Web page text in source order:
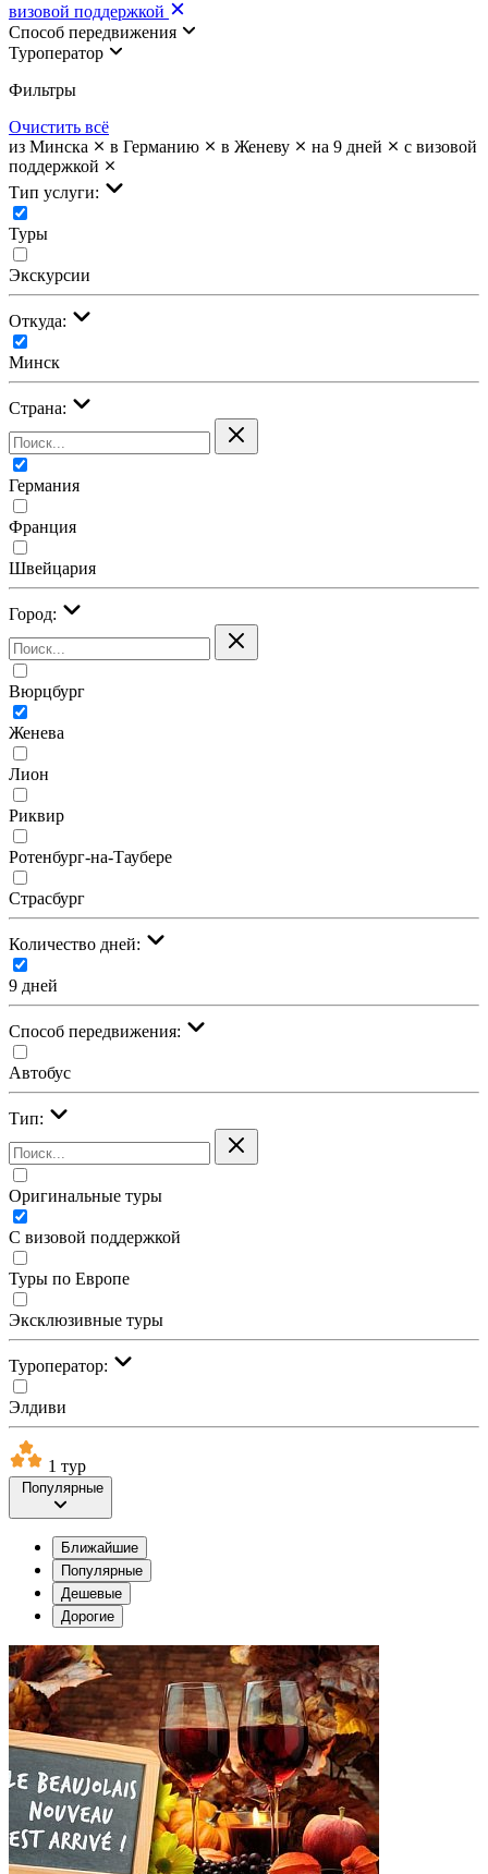
визовой поддержкой
Cпособ передвижения
Туроператор
Фильтры
Очистить всё
из Минска
в Германию в Женеву на 9 дней
с визовой
поддержкой
Тип услуги:
Туры
Экскурсии
Откуда:
Минск
Страна:
Германия
Франция
Швейцария
Город:
Вюрцбург
Женева
Лион
Риквир
Ротенбург-на-Таубере
Страсбург
Количество дней:
9 дней
Cпособ передвижения:
Автобус
Тип:
Оригинальные туры
С визовой поддержкой
Туры по Европе
Эксклюзивные туры
Туроператор:
Элдиви
1 тур
Популярные
Ближайшие
Популярные
Дешевые
Дорогие